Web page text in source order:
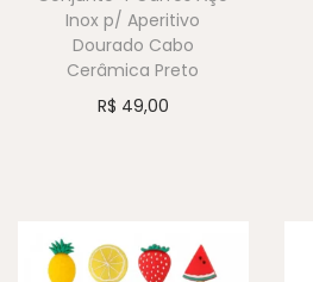
Inox p/ Aperitivo
Dourado Cabo
Cerâmica Preto
R$ 49,00